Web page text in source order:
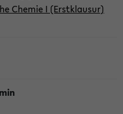
Chemie I (Erstklausur)